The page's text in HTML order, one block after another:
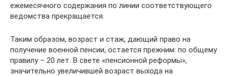
ежемесячного содержания по линии соответствующего
ведомства прекращается.
Таким образом, возраст и стаж, дающий право на
получение военной пенсии, остается прежним: по общему
правилу – 20 лет. В свете «пенсионной реформы»,
значительно увеличившей возраст выхода на